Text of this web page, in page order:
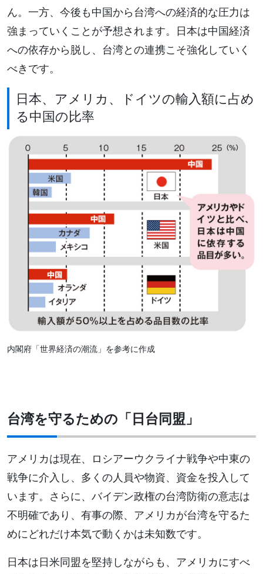
ん。一方、今後も中国から台湾への経済的な圧力は
強まっていくことが予想されます。日本は中国経済
への依存から脱し、台湾との連携こそ強化していく
べきです。
日本、アメリカ、ドイツの輸入額に占め
る中国の比率
内閣府「世界経済の潮流」を参考に作成
台湾を守るための「日台同盟」
アメリカは現在、ロシアーウクライナ戦争や中東の
戦争に介入し、多くの人員や物資、資金を投入して
います。さらに、バイデン政権の台湾防衛の意志は
不明確であり、有事の際、アメリカが台湾を守るた
めにどれだけ本気で動くかは未知数です。
日本は日米同盟を堅持しながらも、アメリカにすべ